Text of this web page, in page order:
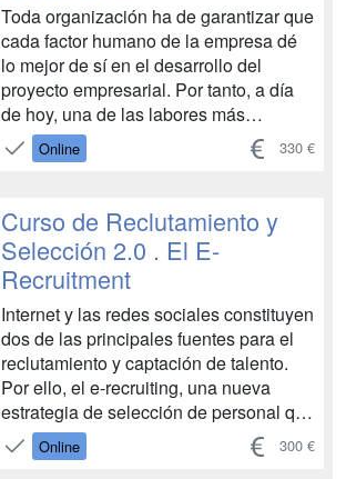
Toda organización ha de garantizar que
cada factor humano de la empresa dé
lo mejor de sí en el desarrollo del
proyecto empresarial. Por tanto, a día
de hoy, una de las labores más
importantes de cuantas están
vinculadas con la gestión de los
clima empresarial, ya que, con un
sistema eficaz, se...
Online 330 €
Curso de Reclutamiento y
Selección 2.0 . El E-
Recruitment
Internet y las redes sociales constituyen
dos de las principales fuentes para el
reclutamiento y captación de talento.
Por ello, el e-recruiting, una nueva
estrategia de selección de personal que
está cobrando cada vez más peso, es
ya una de las prácticas más habituales
Online 300 €